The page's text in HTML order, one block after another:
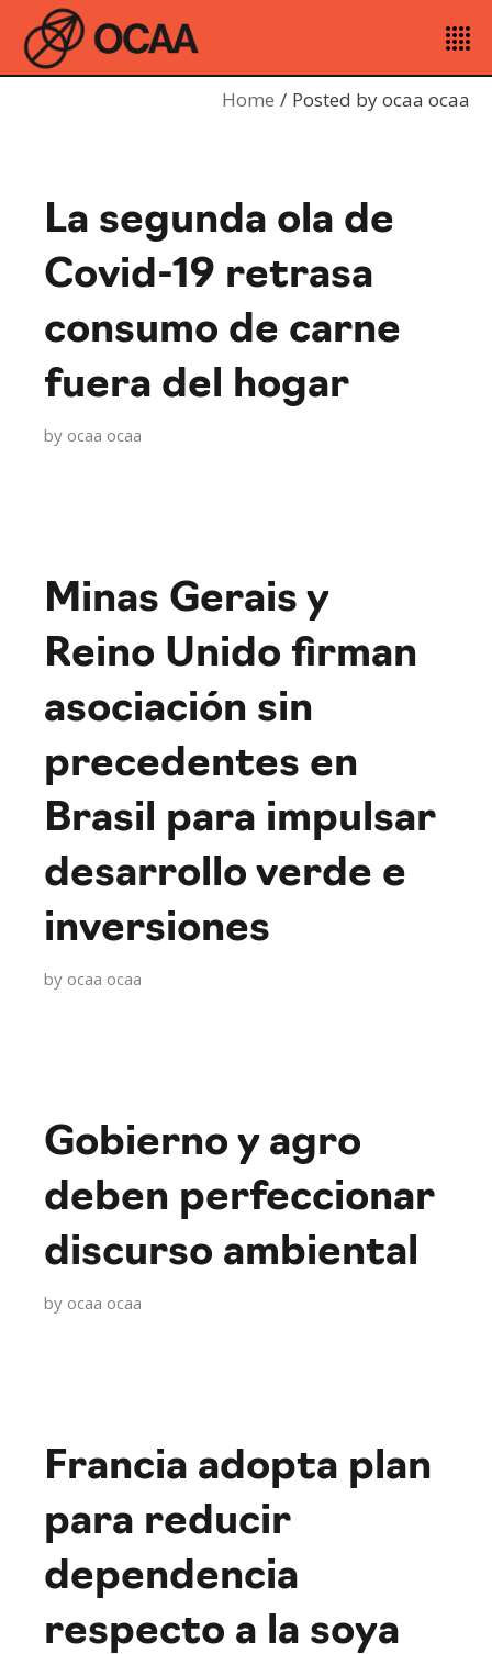
Home Posted by ocaa ocaa
La segunda ola de
Covid-19 retrasa
consumo de carne
fuera del hogar
by ocaa ocaa
Minas Gerais y
Reino Unido firman
asociación sin
precedentes en
Brasil para impulsar
desarrollo verde e
inversiones
by ocaa ocaa
Gobierno y agro
deben perfeccionar
discurso ambiental
by ocaa ocaa
Francia adopta plan
para reducir
dependencia
respecto a la soya